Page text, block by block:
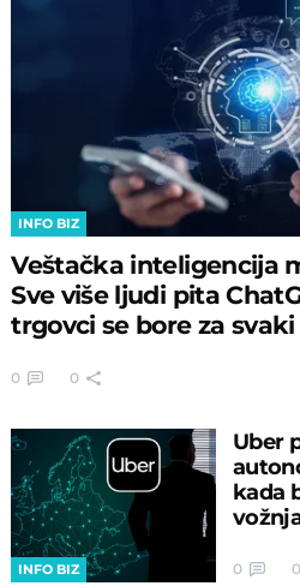
INFO BIZ
Veštačka inteligencija
Sve više ljudi pita
trgovci se bore za
0 0
INFO BIZ
Uber
kada
0 0